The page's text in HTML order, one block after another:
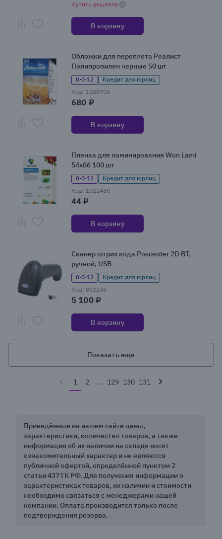
Купить дешевле
В корзину
Обложки для переплета Реалист
Полипропилен черные 50 шт
0·0·12
Кредит для юрлиц
Код: 1108706
680 ₽
В корзину
Пленка для ламинирования Won Lami
54x86 100 шт
0·0·12
Кредит для юрлиц
Код: 1022480
44 ₽
В корзину
Сканер штрих кода Poscenter 2D BT,
ручной, USB
0·0·12
Кредит для юрлиц
Код: 862246
5 100 ₽
В корзину
Показать еще
1 2 ... 129 130 131
Приведённые на нашем сайте цены,
характеристики, количество товаров, а также
информация об их наличии на складе носят
ознакомительный характер и не являются
публичной офертой, определённой пунктом 2
статьи 437 ГК РФ. Для получения информации о
характеристиках товаров, их наличии и стоимости
необходимо связаться с менеджерами нашей
компании. Оплата производится только после
подтверждения резерва.